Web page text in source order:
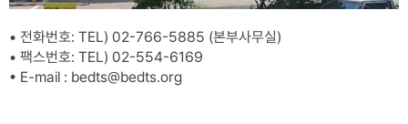
• 전화번호: TEL) 02-766-5885 (본부사무실)
• 팩스번호: TEL) 02-554-6169
• E-mail : bedts@bedts.org